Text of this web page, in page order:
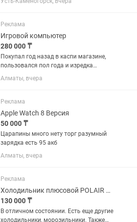
Реклама
Игровой компьютер
280 000 ₸
Покупал год назад в каспи магазине,
пользовался пол года и изредка
включал так как был занят работой на
ноутбуке. Есть чеки. В магазине этот в
Процессор 12th Gen...
Алматы, вчера
Реклама
Apple Watch 8 Версия
50 000 ₸
Царапины много нету торг разумный
зарядка есть 95 акб
Алматы, вчера
Реклама
Холодильник плюсовой POLAIR CM107-S и другие
130 000 ₸
В отличном состоянии. Есть еще другие
холодильники, морозильники. Также